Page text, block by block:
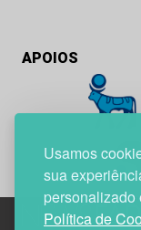
Usamos
sua
personalizado
Política de
APOIOS